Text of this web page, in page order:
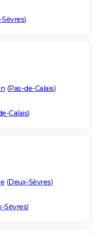
)
(Pas-de-Calais)
Calais)
(Deux-Sèvres)
Sèvres)